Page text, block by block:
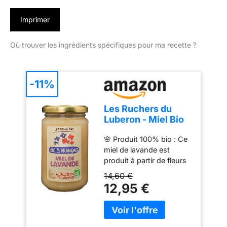
Imprimer
Où trouver les ingrédients spécifiques pour ma recette ?
Les Ruchers du
Luberon - Miel Bio
Lavande
🌸 Produit 100% bio : Ce
miel de lavande est
produit à partir de fleurs
de lavande cultivées de
manière biologique, sans
pesticides, ni engrais
chimiques et non
pasteurisés. Nous
14,60 €
12,95 €
-11%